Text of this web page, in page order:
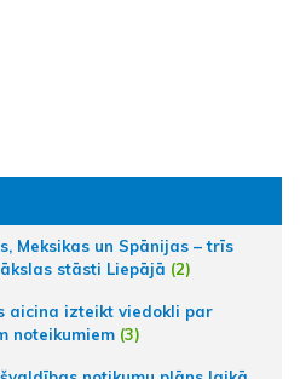
Meksikas un Spānijas – trīs
stāsti Liepājā (2)
aicina izteikt viedokli par
noteikumiem (3)